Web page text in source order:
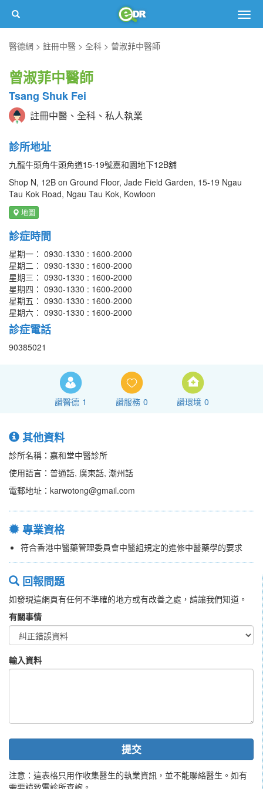
醫德網
註冊中醫 全科 曾淑菲中醫師
曾淑菲中醫師
Tsang Shuk Fei
註冊中醫、全科、私人執業
診所地址
九龍牛頭角牛頭角道15-19號嘉和園地下12B舖
Shop N, 12B on Ground Floor, Jade Field Garden, 15-19 Ngau
Tau Kok Road, Ngau Tau Kok, Kowloon
地圖
診症時間
星期一： 0930-1330 : 1600-2000
星期二： 0930-1330 : 1600-2000
星期三： 0930-1330 : 1600-2000
星期四： 0930-1330 : 1600-2000
星期五： 0930-1330 : 1600-2000
星期六： 0930-1330 : 1600-2000
診症電話
90385021
讚醫德 1 讚服務 0 讚環境 0
其他資料
診所名稱：嘉和堂中醫診所
使用語言：普通話, 廣東話, 潮州話
電郵地址：karwotong@gmail.com
專業資格
符合香港中醫藥管理委員會中醫組規定的進修中醫藥學的要求
回報問題
如發現這網頁有任何不準確的地方或有改善之處，請讓我們知道。
有關事情
輸入資料
提交
注意：這表格只用作收集醫生的執業資訊，並不能聯絡醫生。如有